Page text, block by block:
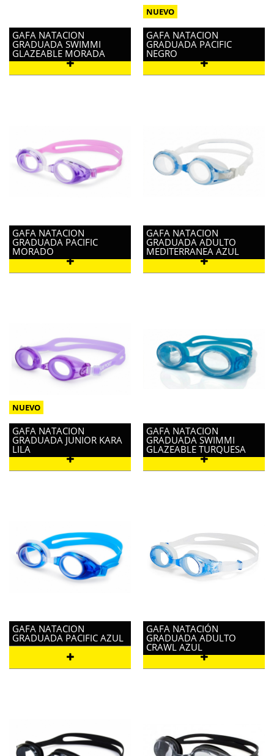
GAFA NATACION
GRADUADA SWIMMI
GLAZEABLE MORADA
GAFA NATACION
GRADUADA PACIFIC
NEGRO
GAFA NATACION
GRADUADA PACIFIC
MORADO
GAFA NATACION
GRADUADA ADULTO
MEDITERRANEA AZUL
GAFA NATACION
GRADUADA JUNIOR KARA
LILA
GAFA NATACION
GRADUADA SWIMMI
GLAZEABLE TURQUESA
GAFA NATACION
GRADUADA PACIFIC AZUL
GAFA NATACIÓN
GRADUADA ADULTO
CRAWL AZUL